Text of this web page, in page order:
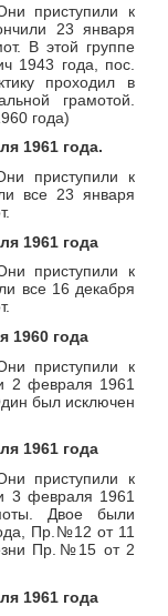
приступили к
23 января
В этой группе
1943 года, пос.
проходил в
грамотой.
года)
1961 года.
приступили к
все 23 января
1961 года
приступили к
все 16 декабря
1960 года
приступили к
2 февраля 1961
был исключен
1961 года
приступили к
3 февраля 1961
Двое были
Пр.№12 от 11
Пр.№15 от 2
1961 года